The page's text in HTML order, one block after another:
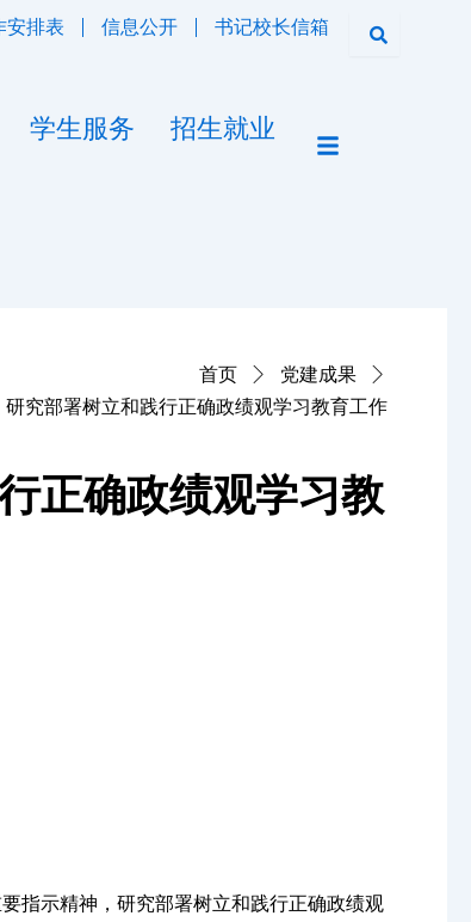
安排表 信息公开 书记校长信箱
学生服务
招生就业
首页
党建成果
究部署树立和践行正确政绩观学习教育工作
正确政绩观学习教
指示精神，研究部署树立和践行正确政绩观